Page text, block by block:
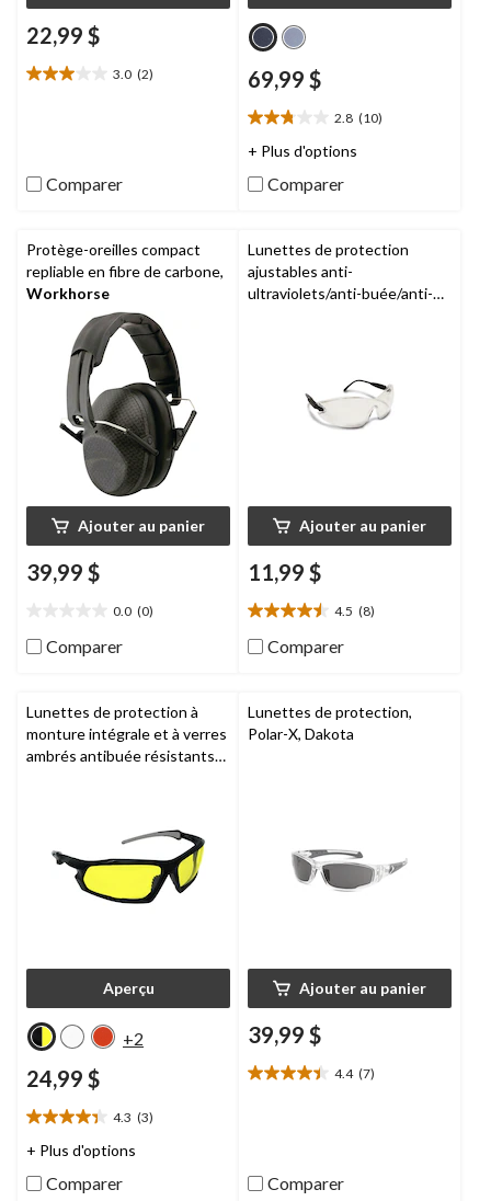
22,99 $
3.0 (2)
3.0
évaluations
Comparer
69,99 $
2.8 (10)
2.8
étoile(s)
5.
+ Plus d'options
Comparer
Protège-oreilles compact
repliable en fibre de carbone,
Workhorse
Ajouter au panier
39,99 $
0.0 (0)
étoile(s)
Comparer
Lunettes de protection
ajustables anti-
ultraviolets/anti-buée/anti-
Ajouter au panier
11,99 $
4.5 (8)
4.5
étoile(s)
8
évaluations
Comparer
Lunettes de protection à
monture intégrale et à verres
ambrés antibuée résistants
Aperçu
+2
24,99 $
4.3 (3)
4.3
étoile(s)
5.
+ Plus d'options
Comparer
Lunettes de protection,
Polar-X, Dakota
Ajouter au panier
39,99 $
4.4 (7)
4.4
évaluations
Comparer